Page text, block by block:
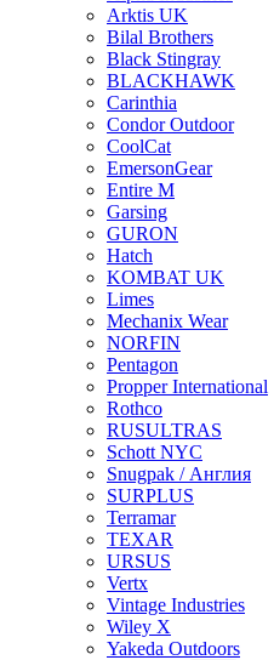
Arktis UK
Bilal Brothers
Black Stingray
BLACKHAWK
Carinthia
Condor Outdoor
CoolCat
EmersonGear
Entire M
Garsing
GURON
Hatch
KOMBAT UK
Limes
Mechanix Wear
NORFIN
Pentagon
Propper International
Rothco
RUSULTRAS
Schott NYC
Snugpak / Англия
SURPLUS
Terramar
TEXAR
URSUS
Vertx
Vintage Industries
Wiley X
Yakeda Outdoors